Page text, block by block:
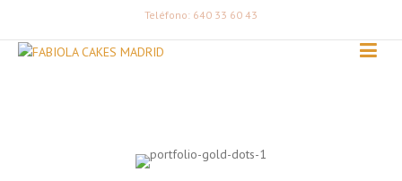
Teléfono: 640 33 60 43